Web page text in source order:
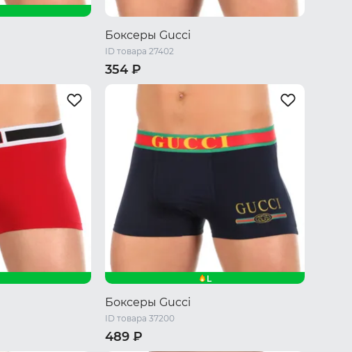
Боксеры Gucci
ID товара 27402
354 ₽
XXL
L
Боксеры Gucci
ID товара 37200
489 ₽